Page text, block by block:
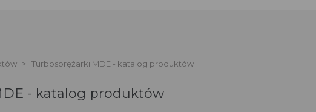
Turbosprężarki MDE - katalog produktów
- katalog produktów